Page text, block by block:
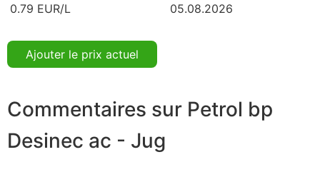
0.79 EUR/L 05.08.2026
Ajouter le prix actuel
Commentaires sur Petrol bp
Desinec ac - Jug